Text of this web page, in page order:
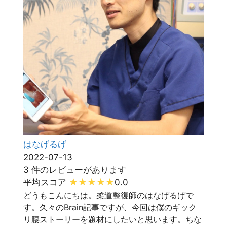
はなげるげ
2022-07-13
3 件のレビューがあります
平均スコア
0.0
どうもこんにちは。柔道整復師のはなげるげで
す。久々のBrain記事ですが、今回は僕のギック
リ腰ストーリーを題材にしたいと思います。ちな